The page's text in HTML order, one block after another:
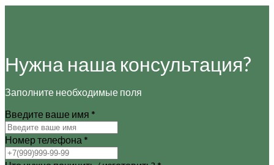
Нужна наша консультация?
Заполните необходимые поля
Введите ваше имя *
Номер телефона *